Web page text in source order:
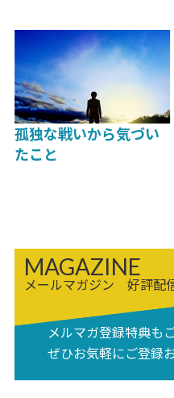
孤独な戦いから気づい
たこと
MAGAZINE
メールマガジン 好評配
メルマガ登録特典も
ぜひお気軽にご登録